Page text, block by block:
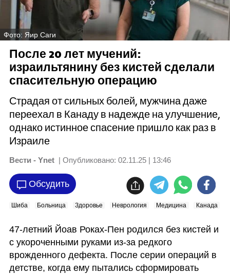
Фото: Яир Саги
После 20 лет мучений:
израильтянину без кистей сделали
спасительную операцию
Страдая от сильных болей, мужчина даже
переехал в Канаду в надежде на улучшение,
однако истинное спасение пришло как раз в
Израиле
Вести - Ynet | Опубликовано: 02.11.25 | 13:46
Обсудить
Шиба Больница Здоровье Неврология Медицина Канада
47-летний Йоав Роках-Пен родился без кистей и
с укороченными руками из-за редкого
врожденного дефекта. После серии операций в
детстве, когда ему пытались сформировать